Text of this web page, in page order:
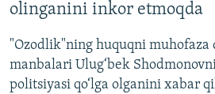
olinganini inkor etmoqda
"Ozodlik"ning huquqni
manbalari Ulug‘bek
politsiyasi qo‘lga olganini xabar